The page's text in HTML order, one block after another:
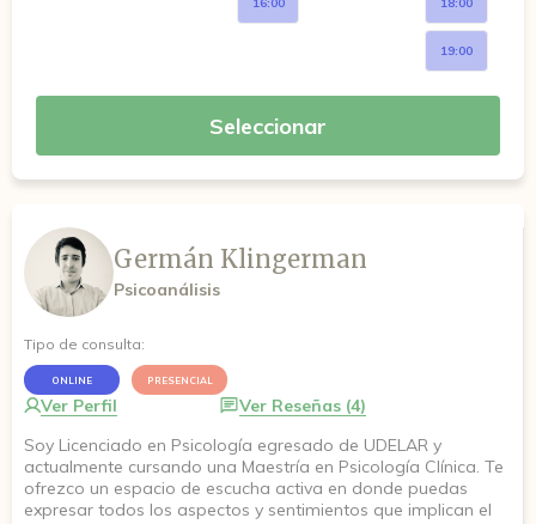
19:00
Seleccionar
Germán Klingerman
Psicoanálisis
Tipo de consulta:
ONLINE PRESENCIAL
Ver Perfil
Ver Reseñas (4)
Soy Licenciado en Psicología egresado de UDELAR y
actualmente cursando una Maestría en Psicología Clínica. Te
ofrezco un espacio de escucha activa en donde puedas
expresar todos los aspectos y sentimientos que implican el